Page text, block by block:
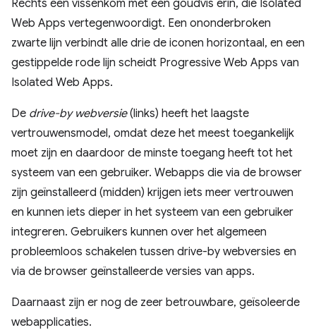
De drive-by webversie(links) heeft het laagste
vertrouwensmodel, omdat deze het meest toegankelijk
moet zijn en daardoor de minste toegang heeft tot het
systeem van een gebruiker. Webapps die via de browser
zijn geïnstalleerd (midden) krijgen iets meer vertrouwen
en kunnen iets dieper in het systeem van een gebruiker
integreren. Gebruikers kunnen over het algemeen
probleemloos schakelen tussen drive-by webversies en
via de browser geïnstalleerde versies van apps.
Daarnaast zijn er nog de zeer betrouwbare, geïsoleerde
webapplicaties.